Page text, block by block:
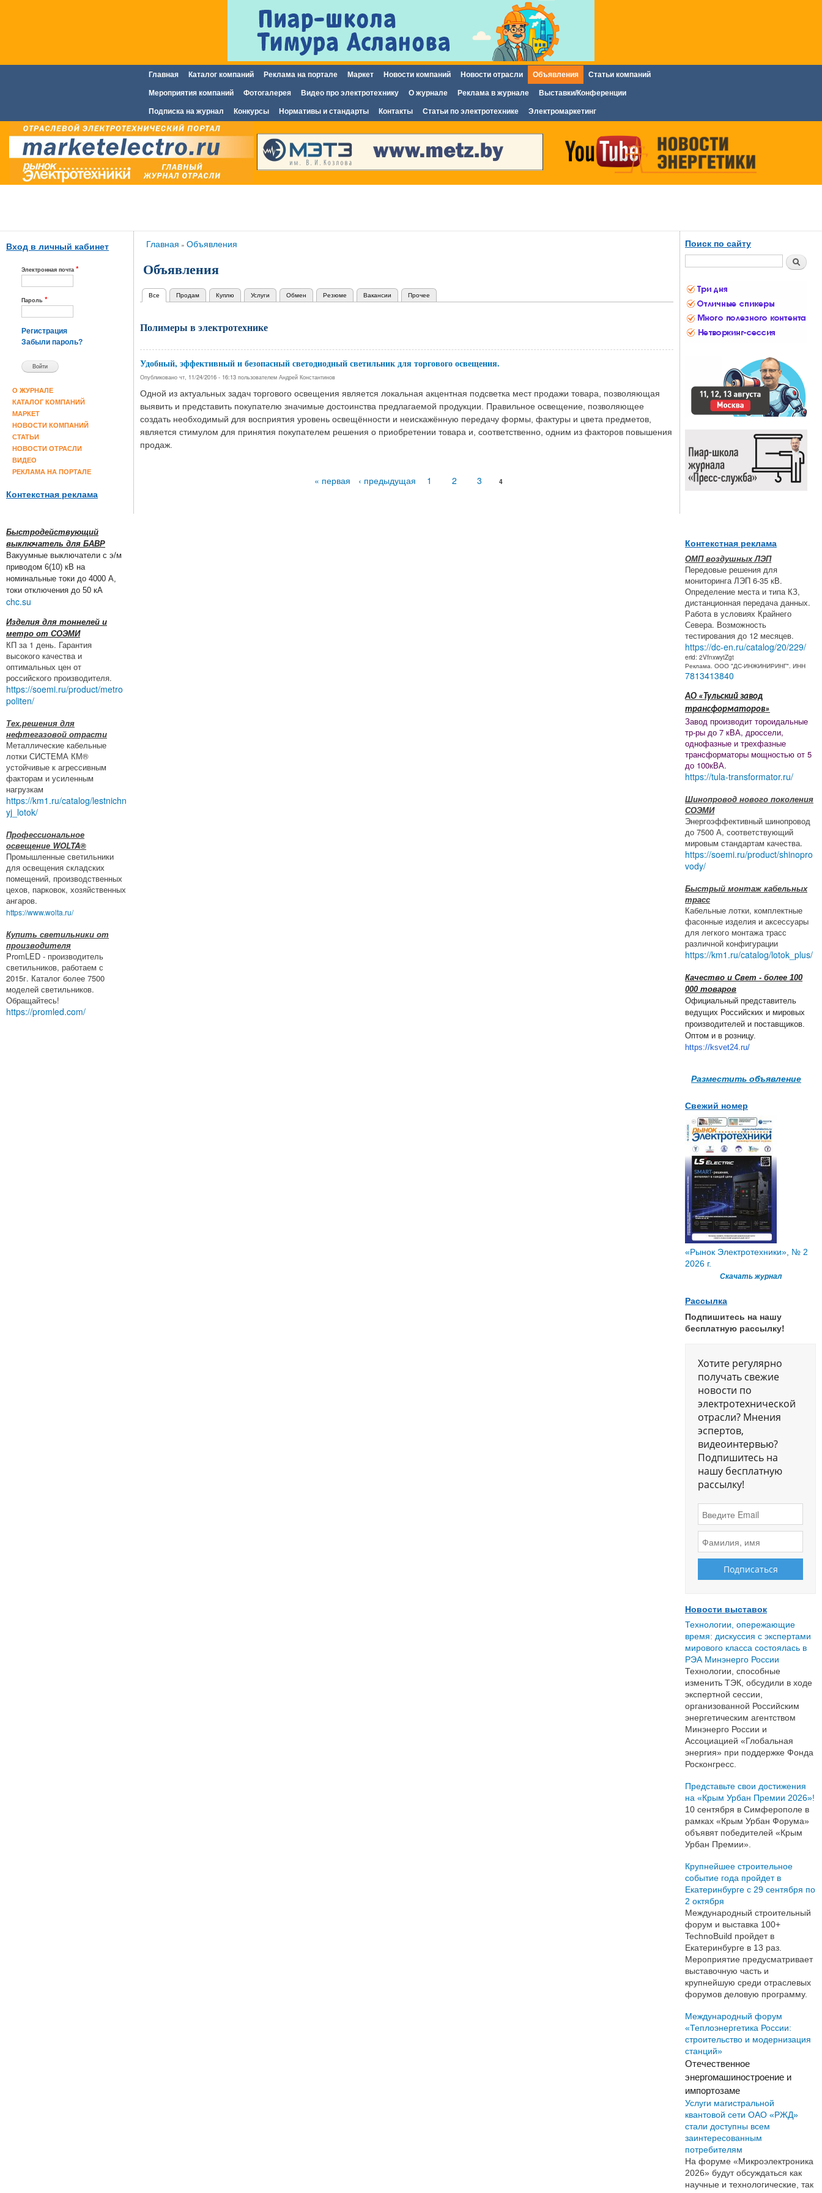
основному
содержанию
Главное меню
Главная Каталог компаний Реклама на портале Маркет Новости компаний Новости отрасли Объявления Статьи компаний
Мероприятия компаний Фотогалерея Видео про электротехнику О журнале Реклама в журнале Выставки/Конференции
Подписка на журнал Конкурсы Нормативы и стандарты Контакты Статьи по электротехнике Электромаркетинг
Вход в личный кабинет
Электронная почта *
Пароль *
Регистрация
Забыли пароль?
О ЖУРНАЛЕ
КАТАЛОГ КОМПАНИЙ
МАРКЕТ
НОВОСТИ КОМПАНИЙ
СТАТЬИ
НОВОСТИ ОТРАСЛИ
ВИДЕО
РЕКЛАМА НА ПОРТАЛЕ
Контекстная реклама
Быстродействующий
выключатель для БАВР
Вакуумные выключатели с э/м
приводом 6(10) кВ на
номинальные токи до 4000 А,
токи отключения до 50 кА
chc.su
Изделия для тоннелей и
метро от СОЭМИ
КП за 1 день. Гарантия
высокого качества и
оптимальных цен от
российского производителя.
https://soemi.ru/product/metro
politen/
Тех.решения для
нефтегазовой отрасти
Металлические кабельные
лотки СИСТЕМА КМ®
устойчивые к агрессивным
факторам и усиленным
нагрузкам
https://km1.ru/catalog/lestnichn
yj_lotok/
Профессиональное
освещение WOLTA®
Промышленные светильники
для освещения складских
помещений, производственных
цехов, парковок, хозяйственных
ангаров.
https://www.wolta.ru/
Купить светильники от
производителя
PromLED - производитель
светильников, работаем с
2015г. Каталог более 7500
моделей светильников.
Обращайтесь!
https://promled.com/
Вы здесь
Главная » Объявления
Объявления
Главные вкладки
Все (активная вкладка)
Продам Куплю Услуги Обмен Резюме Вакансии Прочее
Полимеры в электротехнике
Удобный, эффективный и безопасный светодиодный светильник для торгового освещения.
Опубликовано чт, 11/24/2016 - 16:13 пользователем Андрей Константинов
Одной из актуальных задач торгового освещения является локальная акцентная подсветка мест продажи товара, позволяющая
выявить и представить покупателю значимые достоинства предлагаемой продукции. Правильное освещение, позволяющее
создать необходимый для восприятия уровень освещённости и неискажённую передачу формы, фактуры и цвета предметов,
является стимулом для принятия покупателем решения о приобретении товара и, соответственно, одним из факторов повышения
продаж.
« первая ‹ предыдущая 1 2 3 4
Поиск по сайту
Поиск
Контекстная реклама
ОМП воздушных ЛЭП
Передовые решения для
мониторинга ЛЭП 6-35 кВ.
Определение места и типа КЗ,
дистанционная передача данных.
Работа в условиях Крайнего
Севера. Возможность
тестирования до 12 месяцев.
https://dc-en.ru/catalog/20/229/
erid: 2VfnxwytZgt
Реклама. ООО "ДС-ИНЖИНИРИНГ". ИНН
7813413840
АО «Тульский завод
трансформаторов»
Завод производит тороидальные
тр-ры до 7 кВА, дроссели,
однофазные и трехфазные
трансформаторы мощностью от 5
до 100кВА.
https://tula-transformator.ru/
Шинопровод нового поколения
СОЭМИ
Энергоэффективный шинопровод
до 7500 А, соответствующий
мировым стандартам качества.
https://soemi.ru/product/shinopro
vody/
Быстрый монтаж кабельных
трасс
Кабельные лотки, комплектные
фасонные изделия и аксессуары
для легкого монтажа трасс
различной конфигурации
https://km1.ru/catalog/lotok_plus/
Качество и Свет - более 100
000 товаров
Официальный представитель
ведущих Российских и мировых
производителей и поставщиков.
Оптом и в розницу.
https://ksvet24.ru/
Разместить объявление
Свежий номер
«Рынок Электротехники», № 2
2026 г.
Скачать журнал
Рассылка
Подпишитесь на нашу
бесплатную рассылку!
Хотите регулярно
получать свежие
новости по
электротехнической
отрасли? Мнения
эспертов,
видеоинтервью?
Подпишитесь на
нашу бесплатную
рассылку!
Новости выставок
Технологии, опережающие
время: дискуссия с экспертами
мирового класса состоялась в
РЭА Минэнерго России
Технологии, способные
изменить ТЭК, обсудили в ходе
экспертной сессии,
организованной Российским
энергетическим агентством
Минэнерго России и
Ассоциацией «Глобальная
энергия» при поддержке Фонда
Росконгресс.
Представьте свои достижения
на «Крым Урбан Премии 2026»!
10 сентября в Симферополе в
рамках «Крым Урбан Форума»
объявят победителей «Крым
Урбан Премии».
Крупнейшее строительное
событие года пройдет в
Екатеринбурге с 29 сентября по
2 октября
Международный строительный
форум и выставка 100+
TechnoBuild пройдет в
Екатеринбурге в 13 раз.
Мероприятие предусматривает
выставочную часть и
крупнейшую среди отраслевых
форумов деловую программу.
Международный форум
«Теплоэнергетика России:
строительство и модернизация
станций»
Отечественное
энергомашиностроение и
импортозаме
Услуги магистральной
квантовой сети ОАО «РЖД»
стали доступны всем
заинтересованным
потребителям
На форуме «Микроэлектроника
2026» будут обсуждаться как
научные и технологические, так